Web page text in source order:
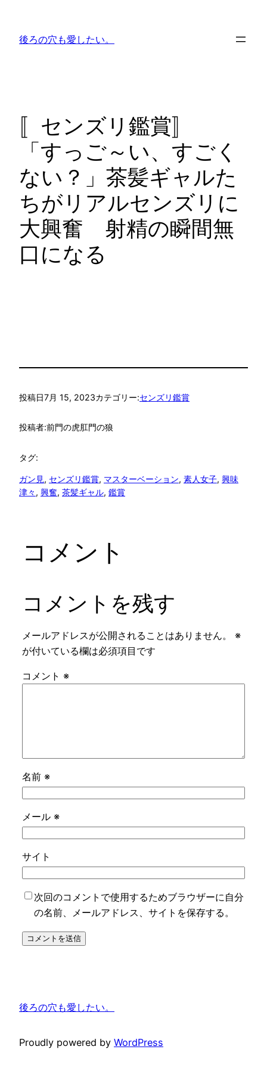
後ろの穴も愛したい。
〚センズリ鑑賞〛
「すっご～い、すごく
ない？」茶髪ギャルた
ちがリアルセンズリに
大興奮 射精の瞬間無
口になる
投稿日7月 15, 2023カテゴリー:センズリ鑑賞
投稿者:前門の虎肛門の狼
タグ:
ガン見, センズリ鑑賞, マスターベーション, 素人女子, 興味
津々 , 興奮, 茶髪ギャル, 鑑賞
コメント
コメントを残す
メールアドレスが公開されることはありません。
※
が付いている欄は必須項目です
コメント ※
名前 ※
メール ※
サイト
次回のコメントで使用するためブラウザーに自分
の名前、メールアドレス、サイトを保存する。
後ろの穴も愛したい。
Proudly powered by WordPress